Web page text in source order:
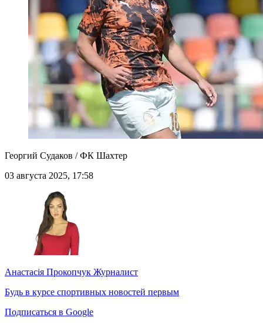
Георгий Судаков / ФК Шахтер
03 августа 2025, 17:58
Анастасія Прокопчук Журналист
Будь в курсе спортивных новостей первым
Подписаться в Google